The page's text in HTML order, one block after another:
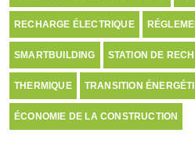
RECHARGE ÉLECTRIQUE
SMARTBUILDING STATION DE
THERMIQUE TRANSITION
ÉCONOMIE DE LA CONSTRUCTION